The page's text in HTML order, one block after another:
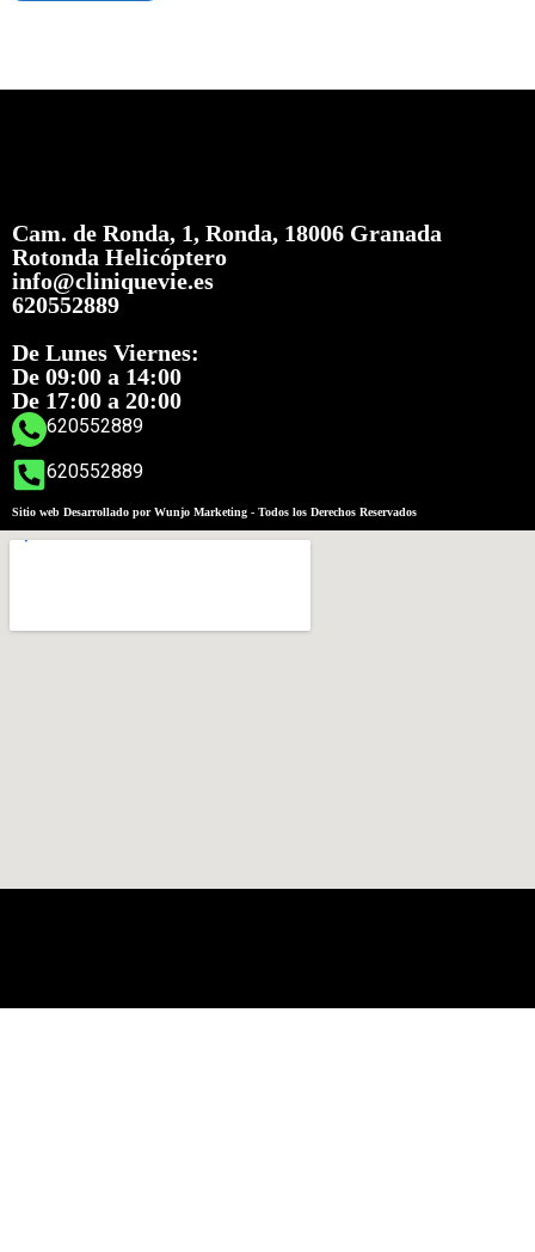
Cam. de Ronda, 1, Ronda, 18006 Granada
Rotonda Helicóptero
info@cliniquevie.es
620552889
De Lunes Viernes:
De 09:00 a 14:00
De 17:00 a 20:00
620552889
620552889
Sitio web Desarrollado por Wunjo Marketing - Todos los Derechos Reservados